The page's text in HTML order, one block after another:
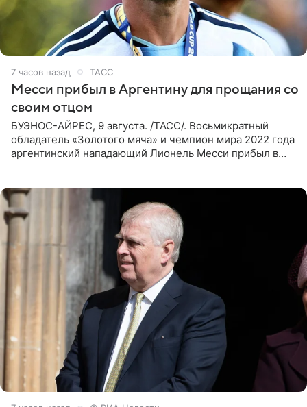
7 часов назад ТАСС
Месси прибыл в Аргентину для прощания со
своим отцом
БУЭНОС-АЙРЕС, 9 августа. /ТАСС/. Восьмикратный
обладатель «Золотого мяча» и чемпион мира 2022 года
аргентинский нападающий Лионель Месси прибыл в